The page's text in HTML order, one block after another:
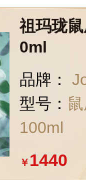
祖玛珑
0ml
品牌：
型号：
100ml
￥ 1440